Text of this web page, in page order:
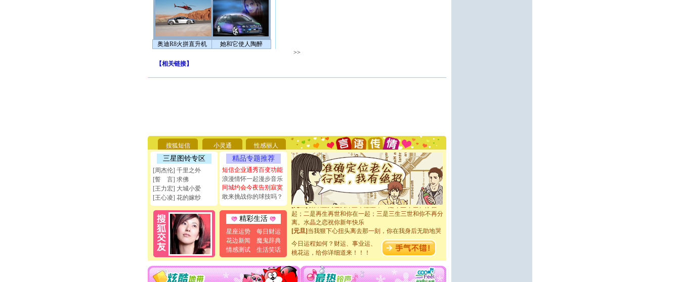
奥迪R8火拼直升机 她和它使人陶醉
>>
【相关链接】
搜狐短信 小灵通 性感丽人
三星图铃专区
[周杰伦] 千里之外
[誓 言] 求佛
[王力宏] 大城小爱
[王心凌] 花的嫁纱
精品专题推荐
短信企业通秀百变功能
浪漫情怀一起漫步音乐
同城约会今夜告别寂寞
敢来挑战你的球技吗？
精彩生活
星座运势
每日财运
花边新闻
魔鬼辞典
情感测试
生活笑话
能正大光明地骚扰你,告诉你,圣诞要快乐!新年要快乐!天
天都要快乐噢!
[圣诞节]奉上一颗祝福的心,在这个特别的日子里,愿幸福,
如意,快乐,鲜花,一切美好的祝愿与你同在.圣诞快乐!
[元旦]看到你我会触电；看不到你我要充电；没有你我会
断电。爱你是我职业，想你是我事业，抱你是我特长，吻
你是我专业！水晶之恋祝你新年快乐
[元旦]如果上天让我许三个愿望，一是今生今世和你在一
起；二是再生再世和你在一起；三是三生三世和你不再分
离。水晶之恋祝你新年快乐
[元旦]当我狠下心扭头离去那一刻，你在我身后无助地哭
泣，这痛楚让我明白我多么爱你。我转身抱住你：这猪不
卖了。水晶之恋祝你新年快乐。
[春节]风柔雨润好月圆，半岛铁盒伴身边，每日尽显开心
颜！冬去春来似水如烟，劳碌人生需尽欢！听一曲轻歌，
道一声平安！新年吉祥万事如愿
[春节]传说薰衣草有四片叶子：第一片叶子是信仰，第二
今日运程如何？财运、事业运、
桃花运，给你详细道来！！！